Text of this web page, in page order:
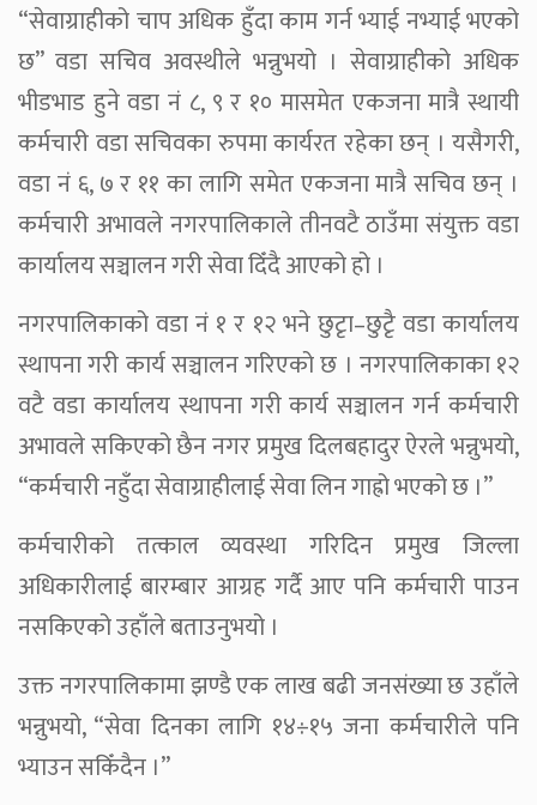
“सेवाग्राहीको चाप अधिक हुँदा काम गर्न भ्याई नभ्याई भएको
छ” वडा सचिव अवस्थीले भन्नुभयो । सेवाग्राहीको अधिक
भीडभाड हुने वडा नं ८, ९ र १० मासमेत एकजना मात्रै स्थायी
कर्मचारी वडा सचिवका रुपमा कार्यरत रहेका छन् । यसैगरी,
वडा नं ६, ७ र ११ का लागि समेत एकजना मात्रै सचिव छन् ।
कर्मचारी अभावले नगरपालिकाले तीनवटै ठाउँमा संयुक्त वडा
कार्यालय सञ्चालन गरी सेवा दिँदै आएको हो ।
नगरपालिकाको वडा नं १ र १२ भने छुटृा–छुटृै वडा कार्यालय
स्थापना गरी कार्य सञ्चालन गरिएको छ । नगरपालिकाका १२
वटै वडा कार्यालय स्थापना गरी कार्य सञ्चालन गर्न कर्मचारी
अभावले सकिएको छैन नगर प्रमुख दिलबहादुर ऐरले भन्नुभयो,
“कर्मचारी नहुँदा सेवाग्राहीलाई सेवा लिन गाह्रो भएको छ ।”
कर्मचारीको तत्काल व्यवस्था गरिदिन प्रमुख जिल्ला
अधिकारीलाई बारम्बार आग्रह गर्दै आए पनि कर्मचारी पाउन
नसकिएको उहाँले बताउनुभयो ।
उक्त नगरपालिकामा झण्डै एक लाख बढी जनसंख्या छ उहाँले
भन्नुभयो, “सेवा दिनका लागि १४÷१५ जना कर्मचारीले पनि
भ्याउन सकिँदैन ।”